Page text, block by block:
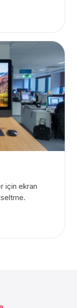
için ekran